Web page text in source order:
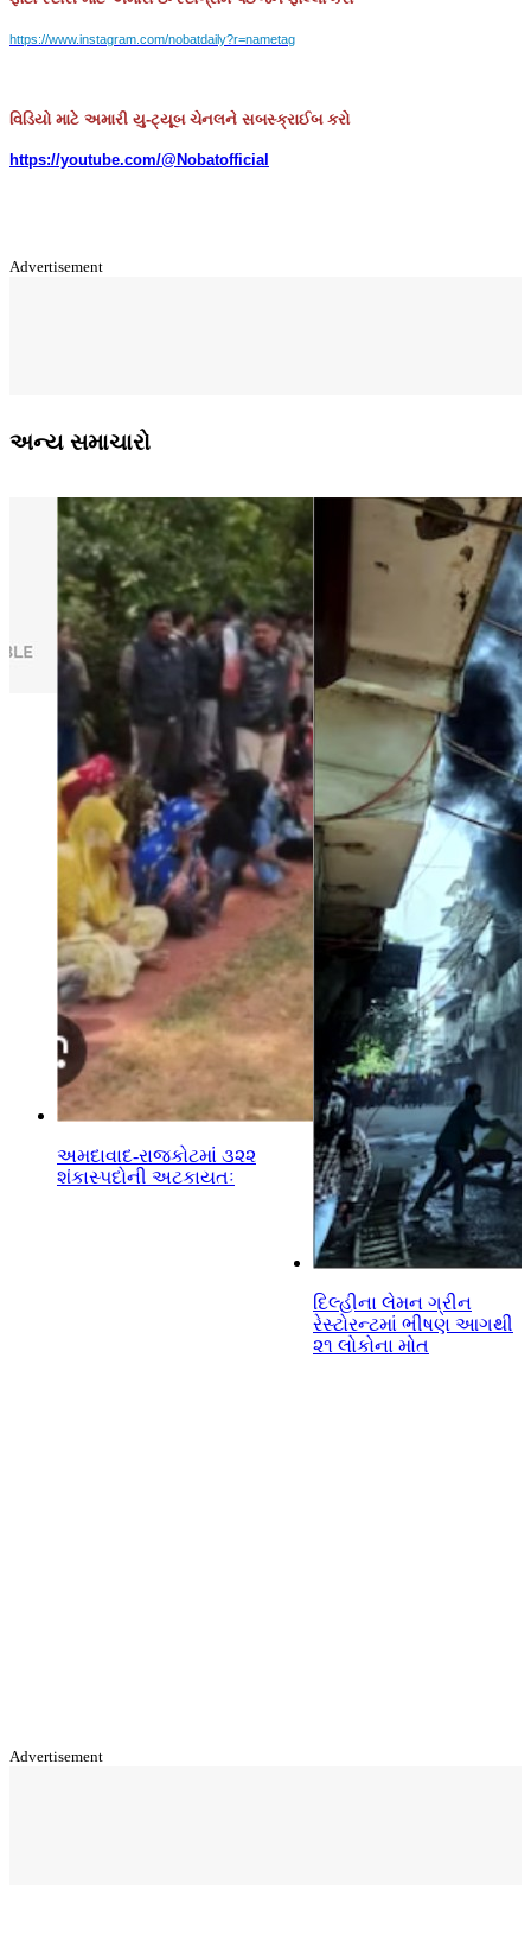
https://www.instagram.com/nobatdaily?r=nametag
વિડિયો માટે અમારી યુ-ટ્યૂબ ચેનલને સબસ્ક્રાઈબ કરો
https://youtube.com/@Nobatofficial
Advertisement
અન્ય સમાચારો
અમદાવાદ-રાજકોટમાં ૩૨૨
શંકાસ્પદોની અટકાયતઃ
દિલ્હીના લેમન ગ્રીન
રેસ્ટોરન્ટમાં ભીષણ આગથી
૨૧ લોકોના મોત
Advertisement